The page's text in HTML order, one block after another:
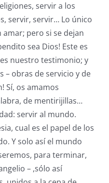
servir a los
servir, servir… Lo único
amar; pero si se dejan
sea Dios! Este es
nuestro testimonio; y
– obras de servicio y de
Sí, os amamos
de mentirijillas…
servir al mundo.
cual es el papel de los
Y solo así el mundo
para terminar,
– ,sólo así